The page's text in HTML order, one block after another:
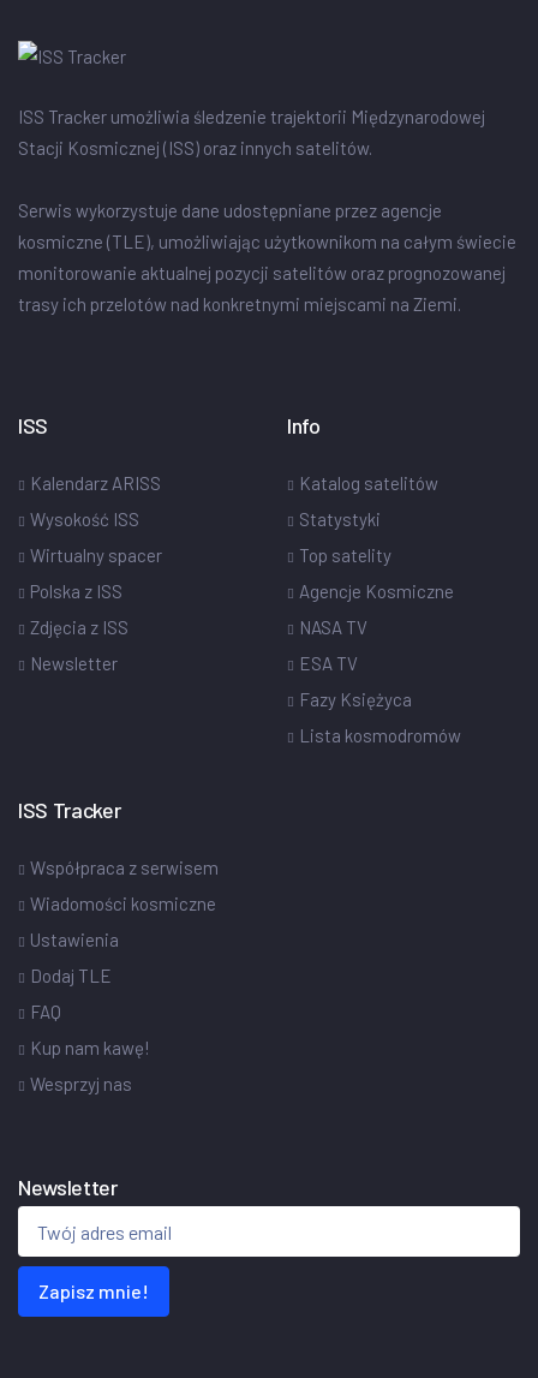
ISS Tracker umożliwia śledzenie trajektorii Międzynarodowej
Stacji Kosmicznej (ISS) oraz innych satelitów.
Serwis wykorzystuje dane udostępniane przez agencje
kosmiczne (TLE), umożliwiając użytkownikom na całym świecie
monitorowanie aktualnej pozycji satelitów oraz prognozowanej
trasy ich przelotów nad konkretnymi miejscami na Ziemi.
ISS
Kalendarz ARISS
Wysokość ISS
Wirtualny spacer
Polska z ISS
Zdjęcia z ISS
Newsletter
Info
Katalog satelitów
Statystyki
Top satelity
Agencje Kosmiczne
NASA TV
ESA TV
Fazy Księżyca
Lista kosmodromów
ISS Tracker
Współpraca z serwisem
Wiadomości kosmiczne
Ustawienia
Dodaj TLE
FAQ
Kup nam kawę!
Wesprzyj nas
Newsletter
Zapisz mnie!